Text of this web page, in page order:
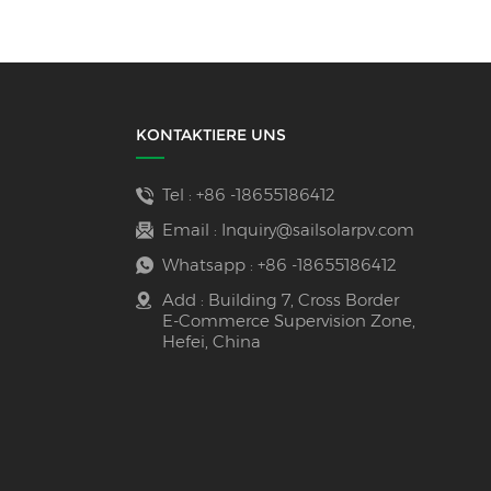
KONTAKTIERE UNS
Tel : +86 -18655186412
Email : Inquiry@sailsolarpv.com
Whatsapp : +86 -18655186412
Add : Building 7, Cross Border
E-Commerce Supervision Zone,
Hefei, China